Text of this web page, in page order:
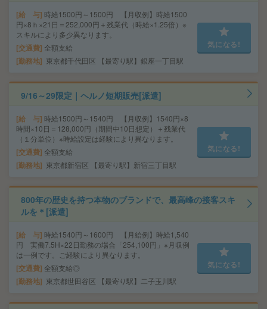
給 与 時給1500円～1500円 【月収例】時給1500
円×8ｈ×21日＝252,000円＋残業代（時給×1.25倍）※
スキルにより多少異なります。
交通費 全額支給
勤務地 東京都千代田区 【最寄り駅】銀座一丁目駅
気になる!
9/16～29限定｜ヘルノ短期販売[派遣]
給 与 時給1500円～1540円 【月収例】1540円×8
時間×10日＝128,000円（期間中10日想定）＋残業代
（１分単位）※時給設定は経験により異なります。
交通費 全額支給
勤務地 東京都新宿区 【最寄り駅】新宿三丁目駅
気になる!
800年の歴史を持つ本物のブランドで、最高峰の接客スキ
ルを＊[派遣]
給 与 時給1540円～1600円 【月給例】時給1,540
円 実働7.5H×22日勤務の場合「254,100円」※月収例
は一例です。ご経験により異なります。
交通費 全額支給◎
勤務地 東京都世田谷区 【最寄り駅】二子玉川駅
気になる!